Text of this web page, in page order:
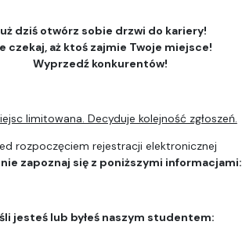
dziś otwórz sobie drzwi do kariery!
czekaj, aż ktoś zajmie Twoje miejsce!
Wyprzedź konkurentów!
limitowana. Decyduje kolejność zgłoszeń.
rozpoczęciem rejestracji elektronicznej
zapoznaj się z poniższymi informacjami:
jesteś lub byłeś naszym studentem: